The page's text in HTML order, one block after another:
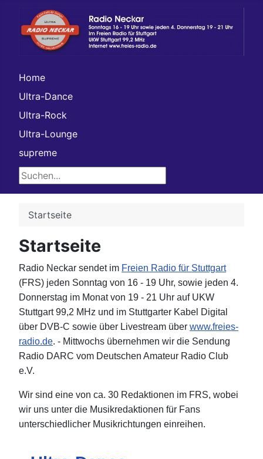
Home
Ultra-Dance
Ultra-Rock
Ultra-Lounge
supreme
Suchen...
Startseite
Startseite
Radio Neckar sendet im Freien Radio für Stuttgart
(FRS) jeden Sonntag von 16 - 19 Uhr, sowie jeden 4.
Donnerstag im Monat von 19 - 21 Uhr auf UKW
Stuttgart 99,2 MHz und im Stuttgarter Kabel Digital
über DVB-C sowie über Livestream über www.freies-
radio.de. - Mittwochs übernehmen wir die Sendung
Radio DARC vom Deutschen Amateur Radio Club
e.V.
Wir sind eine von ca. 30 Redaktionen im FRS, wobei
wir uns unter die Musikredaktionen für Fans
unterschiedlicher Musikrichtungen einreihen.